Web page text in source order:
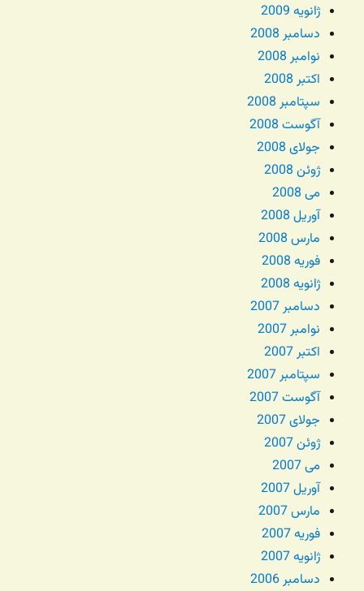
ژانویه 2009
دسامبر 2008
نوامبر 2008
اکتبر 2008
سپتامبر 2008
آگوست 2008
جولای 2008
ژوئن 2008
می 2008
آوریل 2008
مارس 2008
فوریه 2008
ژانویه 2008
دسامبر 2007
نوامبر 2007
اکتبر 2007
سپتامبر 2007
آگوست 2007
جولای 2007
ژوئن 2007
می 2007
آوریل 2007
مارس 2007
فوریه 2007
ژانویه 2007
دسامبر 2006